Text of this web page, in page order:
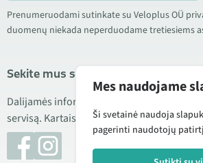
Prenumeruodami sutinkate su Veloplus OÜ
duomenų niekada neperduodame tretiesiems
Sekite mus socialiniuose tinkluose
Dalijamės informacija apie geras kainas,
servisą. Kartais taip pat publikuojame
Mes naudojame
Ši svetainė naudoja
pagerinti naudotojų